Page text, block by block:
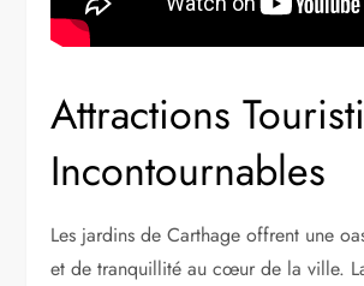
Attractions
Incontournables
Les jardins de Carthage offrent une
et de tranquillité au cœur de la ville.